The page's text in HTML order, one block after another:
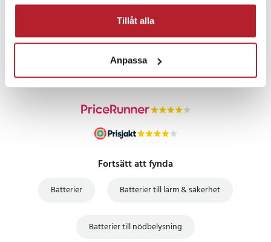
Tillåt alla
Anpassa
PRISGARANTI
UTFÖRSÄLJNING
Fortsätt att fynda
Batterier Batterier till larm & säkerhet
Batterier till nödbelysning